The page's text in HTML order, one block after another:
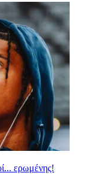
ερωμένης!